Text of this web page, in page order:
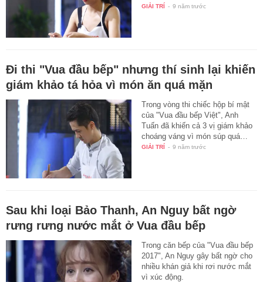
GIẢI TRÍ - 9 năm trước
Đi thi "Vua đầu bếp" nhưng thí sinh lại khiến
giám khảo tá hỏa vì món ăn quá mặn
Trong vòng thi chiếc hộp bí mật
của "Vua đầu bếp Việt", Anh
Tuấn đã khiến cả 3 vị giám khảo
choáng váng vì món súp quá…
GIẢI TRÍ - 9 năm trước
Sau khi loại Bảo Thanh, An Nguy bất ngờ
rưng rưng nước mắt ở Vua đầu bếp
Trong căn bếp của "Vua đầu bếp
2017", An Nguy gây bất ngờ cho
nhiều khán giả khi rơi nước mắt
vì xúc động.